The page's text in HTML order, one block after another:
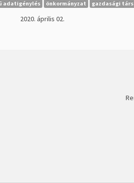
adatigénylés önkormányzat gazdasági
2020. április 02.